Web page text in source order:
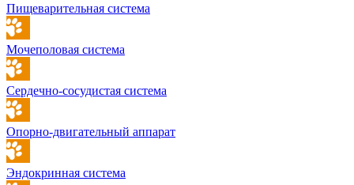
Пищеварительная система
Мочеполовая система
Сердечно-сосудистая система
Опорно-двигательный аппарат
Эндокринная система